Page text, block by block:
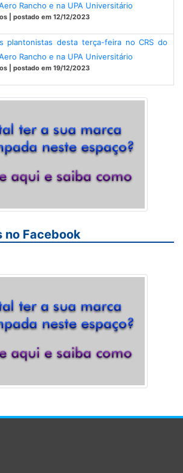
Rancho e na UPA Universitário
| postado em 12/12/2023
plantonistas desta terça-feira no CRS do
Rancho e na UPA Universitário
| postado em 19/12/2023
no Facebook